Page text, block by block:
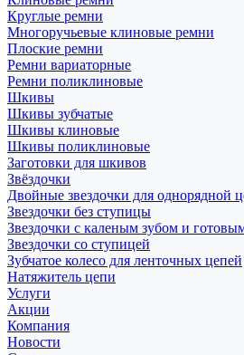
Круглые ремни
Многоручьевые клиновые ремни
Плоские ремни
Ремни вариаторные
Ремни поликлиновые
Шкивы
Шкивы зубчатые
Шкивы клиновые
Шкивы поликлиновые
Заготовки для шкивов
Звёздочки
Двойные звездочки для однорядной
Звездочки без ступицы
Звездочки с каленым зубом и
Звездочки со ступицей
Зубчатое колесо для ленточных цепей
Натяжитель цепи
Услуги
Акции
Компания
Новости